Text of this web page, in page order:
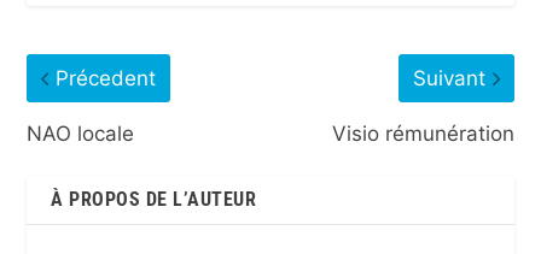
Précedent
NAO locale
Suivant
Visio rémunération
À PROPOS DE L’AUTEUR